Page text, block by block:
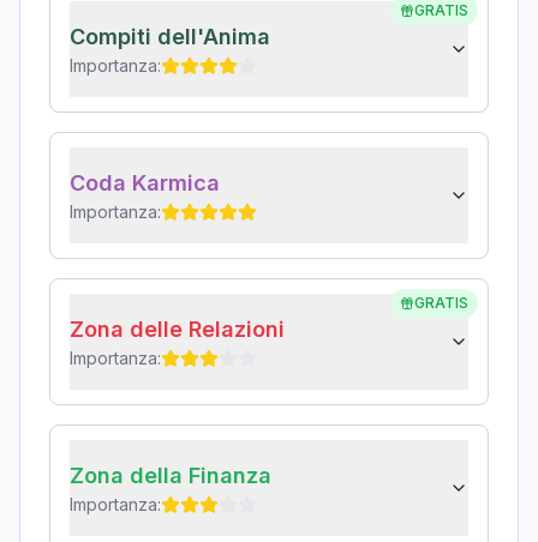
GRATIS
Compiti dell'Anima
Importanza:
Coda Karmica
Importanza:
GRATIS
Zona delle Relazioni
Importanza:
Zona della Finanza
Importanza: